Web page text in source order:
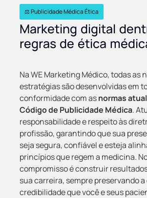
⚖️ Publicidade Médica Ética
Marketing digital
regras de ética
Na WE Marketing Médico, todas as
estratégias são desenvolvidas em
conformidade com asnormas
Código de Publicidade Médica.
responsabilidade e respeito às
profissão, garantindo que sua
seja segura, confiável e esteja
princípios que regem a medicina.
compromisso é construir
sua carreira, sempre preservando a
credibilidade que você e seus